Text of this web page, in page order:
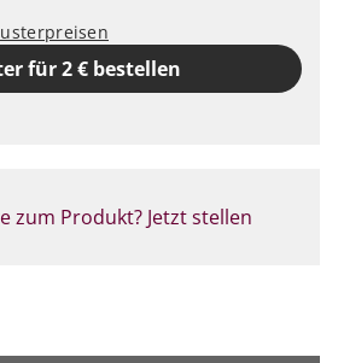
für 2 € bestellen
zum Produkt? Jetzt stellen